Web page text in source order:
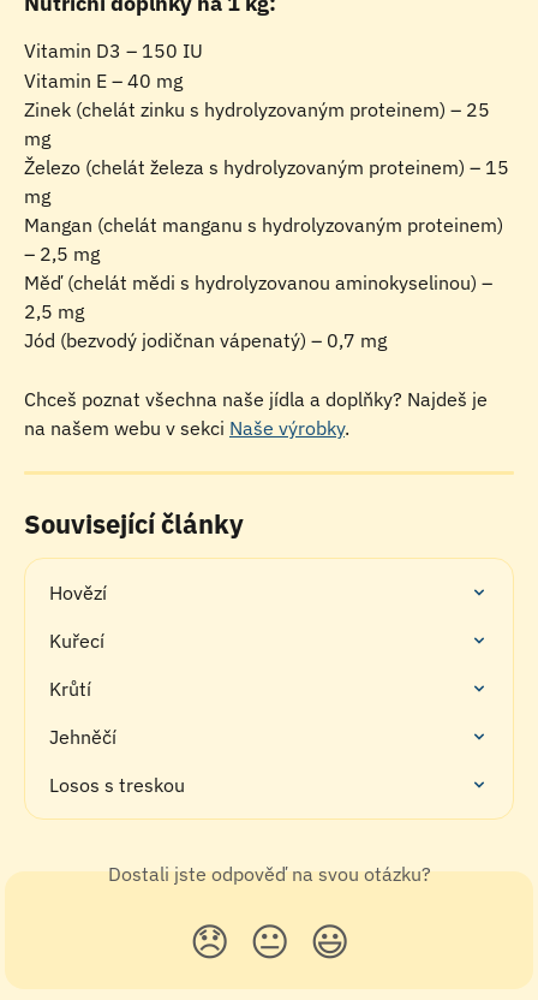
Vitamin D3 – 150 IU
Vitamin E – 40 mg
Zinek (chelát zinku s hydrolyzovaným proteinem) – 25
mg
Železo (chelát železa s hydrolyzovaným proteinem) – 15
mg
Mangan (chelát manganu s hydrolyzovaným proteinem)
– 2,5 mg
Měď (chelát mědi s hydrolyzovanou aminokyselinou) –
2,5 mg
Jód (bezvodý jodičnan vápenatý) – 0,7 mg
Chceš poznat všechna naše jídla a doplňky? Najdeš je
na našem webu v sekci Naše výrobky.
Související články
Hovězí
Kuřecí
Krůtí
Jehněčí
Losos s treskou
Dostali jste odpověď na svou otázku?
😞 😐 😃